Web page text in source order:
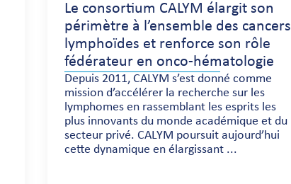
Le consortium CALYM élargit son
périmètre à l’ensemble des cancers
lymphoïdes et renforce son rôle
fédérateur en onco-hématologie
Depuis 2011, CALYM s’est donné comme
mission d’accélérer la recherche sur les
lymphomes en rassemblant les esprits les
plus innovants du monde académique et du
secteur privé. CALYM poursuit aujourd’hui
cette dynamique en élargissant ...